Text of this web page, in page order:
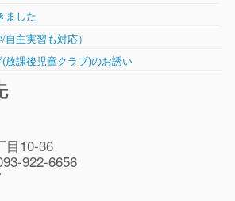
ました
主実習も対応）
放課後児童クラブ)のお誘い
目10-36
922-6656